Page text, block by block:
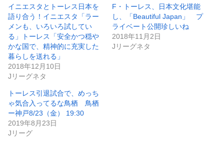
イニエスタとトーレス日本を
語り合う！イニエスタ「ラー
メンも、いろいろ試してい
る」トーレス「安全かつ穏や
かな国で、精神的に充実した
暮らしを送れる」
2018年12月10日
Jリーグネタ
F・トーレス、日本文化堪能
し、「Beautiful Japan」 プ
ライベート公開珍しいね
2018年11月2日
Jリーグネタ
トーレス引退試合で、めっち
ゃ気合入ってるな鳥栖 鳥栖
ー神戸8/23（金） 19:30
2019年8月23日
Jリーグ